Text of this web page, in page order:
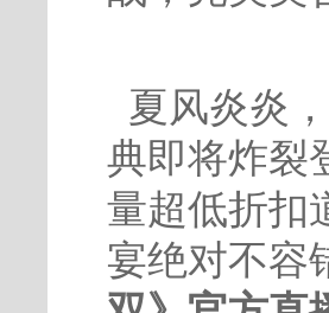
夏风炎炎
典即将炸裂
量超低折扣
宴绝对不容